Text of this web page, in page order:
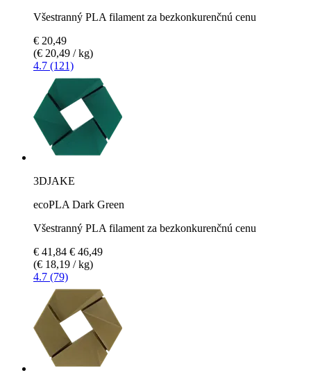
Všestranný PLA filament za bezkonkurenčnú cenu
€ 20,49
(€ 20,49 / kg)
4.7 (121)
3DJAKE
ecoPLA Dark Green
Všestranný PLA filament za bezkonkurenčnú cenu
€ 41,84 € 46,49
(€ 18,19 / kg)
4.7 (79)